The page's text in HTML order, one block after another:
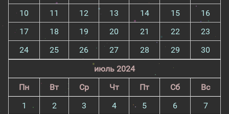
10
11 12 13 14 15
16
17
18 19 20 21 22
23
24
25 26 27 28 29
30
июль 2024
Пн
Вт Ср Чт Пт Сб
Вс
1
2 3 4 5 6
7